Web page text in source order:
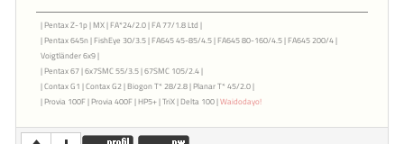
| Pentax Z-1p | MX | FA*24/2.0 | FA 77/1.8 Ltd |
| Pentax 645n | FishEye 30/3.5 | FA645 45-85/4.5 | FA645 80-160/4.5 | FA645 200/4 |
Voigtländer 6x9 |
| Pentax 67 | 6x7SMC 55/3.5 | 67SMC 105/2.4 |
| Contax G1 | Contax G2 | Biogon T* 28/2.8 | Planar T* 45/2.0 |
| Provia 100F | Provia 400F | HP5+ | TriX | Delta 100 |Waidodayo!